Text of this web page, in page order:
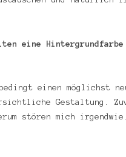
eine
einen möglichst
Gestaltung.
stören mich